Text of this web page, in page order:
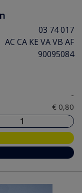
03 74 017
AC CA KE VA VB AF
90095084
-
€ 0,80